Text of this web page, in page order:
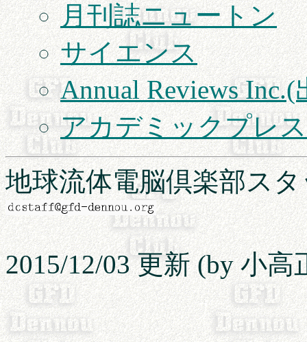
月刊誌ニュートン
サイエンス
Annual Reviews Inc.(
アカデミックプレス
地球流体電脳倶楽部ス
2015/12/03 更新 (by 小高